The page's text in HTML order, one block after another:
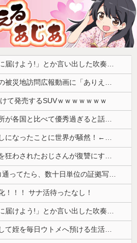
「みんなの演奏を被災地に届けよう!」とか言い出した吹奏楽部の顧問、だが泊まる場所やご飯は現地のお寺とかホテルとか……
【悲報】蓮舫さん、官邸の被災地訪問広報動画に「ありえない！作成費用は、あなたの税金です！」と猛批判 → ネットからは巨大ブーメランを指摘する声 ｗｗｗｗｗｗｗ
て発売するSUVｗｗｗｗｗｗｗ
【画像】日本さん、避難所が各国と比べて優秀過ぎると話題に
羽田の荷物締め切り前倒しになったことに世界が騒然！←「日本のサービス劣化の兆候！」（海外の反応）
【悲報】頂き女子に人生を狂わされたおじさんが復讐にすべてを捧げるヱロゲが発売ｗｗｗｗｗ
体調不良で休んでパチ●コ通ってたら、数十日単位の証拠写真撮られて会社クビになった
！！！ サナ活待ったなし！
「みんなの演奏を被災地に届けよう!」とか言い出した吹奏楽部の顧問、だが泊まる場所やご飯は現地のお寺とかホテルとか……
義兄嫁が自宅をサロンにして姪を毎日ウトメへ預ける生活に。数年後、そのツケが一気に回ってきて…